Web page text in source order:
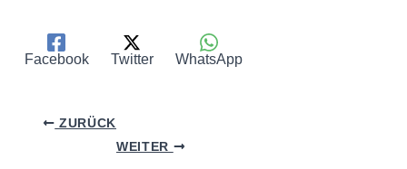
Facebook Twitter WhatsApp
ZURÜCK
WEITER